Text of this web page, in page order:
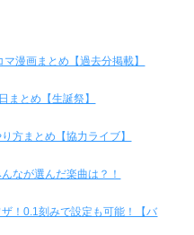
漫画まとめ【過去分掲載】
まとめ【生誕祭】
方まとめ【協力ライブ】
なが選んだ楽曲は？！
！0.1刻みで設定も可能！【バ